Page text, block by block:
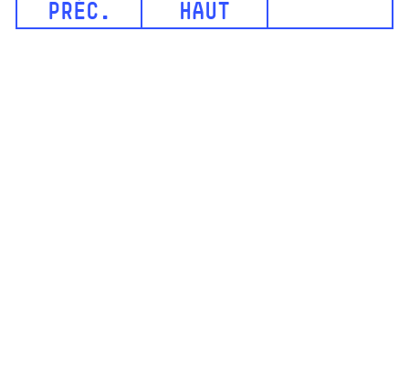
PRÉC. HAUT